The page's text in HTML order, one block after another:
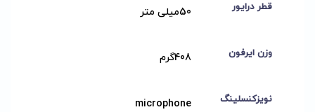
قطر درایور 50میلی متر
وزن ایرفون 408گرم
نویزکنسلینگ microphone